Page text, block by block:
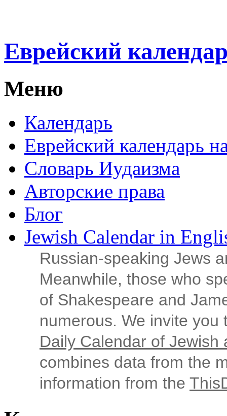
Еврейский
Меню
Календарь
Еврейский календарь
Словарь Иудаизма
Авторские права
Блог
Jewish Calendar in
Russian‑speaking Jews
Meanwhile, those who
of Shakespeare and
numerous. We invite
Daily Calendar of Jewish
combines data from the
information from the